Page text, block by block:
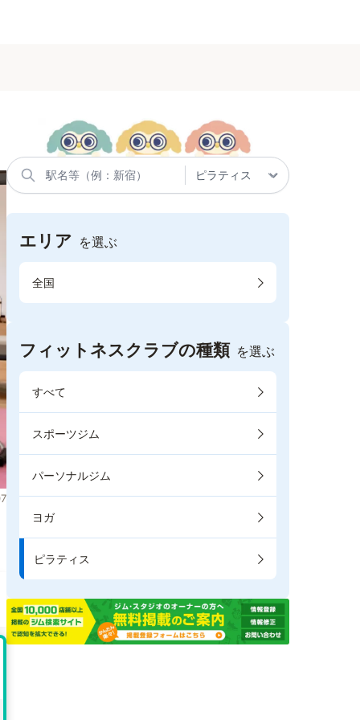
エリア を選ぶ
全国
フィットネスクラブの種類 を選ぶ
すべて
スポーツジム
パーソナルジム
ヨガ
ピラティス